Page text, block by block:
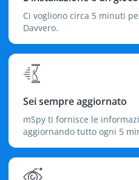
Ci vogliono circa 5 minuti
Davvero.
Sei sempre aggiornato
mSpy ti fornisce le
aggiornando tutto ogni 5